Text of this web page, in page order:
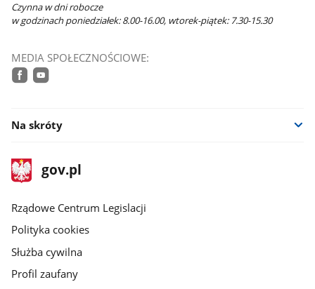
Czynna w dni robocze
w godzinach poniedziałek: 8.00-16.00, wtorek-piątek: 7.30-15.30
MEDIA SPOŁECZNOŚCIOWE:
Na skróty
stopka
gov.plStrona
gov.pl
Rządowe Centrum Legislacji
Polityka cookies
Służba cywilna
Profil zaufany